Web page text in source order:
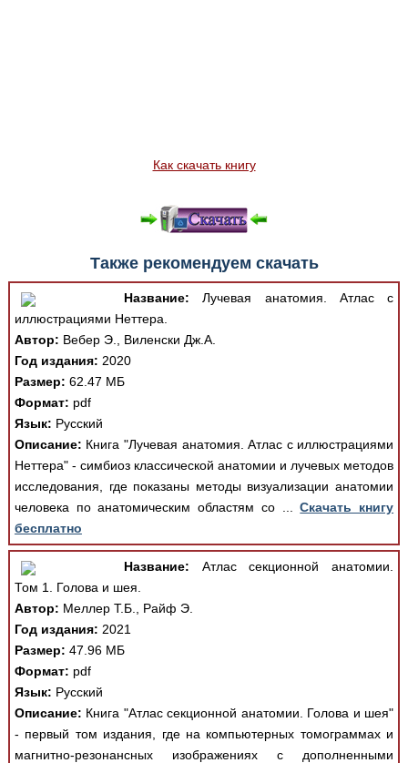
Как скачать книгу
Также рекомендуем скачать
Название: Лучевая анатомия. Атлас с
иллюстрациями Неттера.
Автор: Вебер Э., Виленски Дж.А.
Год издания: 2020
Размер: 62.47 МБ
Формат: pdf
Язык: Русский
Описание: Книга "Лучевая анатомия. Атлас с иллюстрациями
Неттера" - симбиоз классической анатомии и лучевых методов
исследования, где показаны методы визуализации анатомии
человека по анатомическим областям со ...Скачать книгу
бесплатно
Название: Атлас секционной анатомии.
Том 1. Голова и шея.
Автор: Меллер Т.Б., Райф Э.
Год издания: 2021
Размер: 47.96 МБ
Формат: pdf
Язык: Русский
Описание: Книга "Атлас секционной анатомии. Голова и шея"
- первый том издания, где на компьютерных томограммах и
магнитно-резонансных изображениях с дополненными